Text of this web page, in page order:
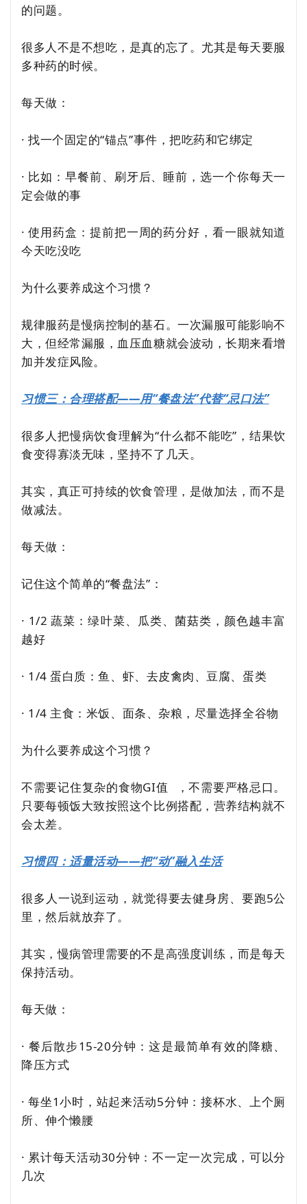
的问题。
很多人不是不想吃，是真的忘了。尤其是每天要服
多种药的时候。
每天做：
· 找一个固定的“锚点”事件，把吃药和它绑定
· 比如：早餐前、刷牙后、睡前，选一个你每天一
定会做的事
· 使用药盒：提前把一周的药分好，看一眼就知道
今天吃没吃
为什么要养成这个习惯？
规律服药是慢病控制的基石。一次漏服可能影响不
大，但经常漏服，血压血糖就会波动，长期来看增
加并发症风险。
习惯三：合理搭配——用“餐盘法”代替“忌口法”
很多人把慢病饮食理解为“什么都不能吃”，结果饮
食变得寡淡无味，坚持不了几天。
其实，真正可持续的饮食管理，是做加法，而不是
做减法。
每天做：
记住这个简单的“餐盘法”：
· 1/2 蔬菜：绿叶菜、瓜类、菌菇类，颜色越丰富
越好
· 1/4 蛋白质：鱼、虾、去皮禽肉、豆腐、蛋类
· 1/4 主食：米饭、面条、杂粮，尽量选择全谷物
为什么要养成这个习惯？
不需要记住复杂的食物GI值
，不需要严格忌口。
只要每顿饭大致按照这个比例搭配，营养结构就不
会太差。
习惯四：适量活动——把“动”融入生活
很多人一说到运动，就觉得要去健身房、要跑5公
里，然后就放弃了。
其实，慢病管理需要的不是高强度训练，而是每天
保持活动。
每天做：
· 餐后散步15-20分钟：这是最简单有效的降糖、
降压方式
· 每坐1小时，站起来活动5分钟：接杯水、上个厕
所、伸个懒腰
· 累计每天活动30分钟：不一定一次完成，可以分
几次